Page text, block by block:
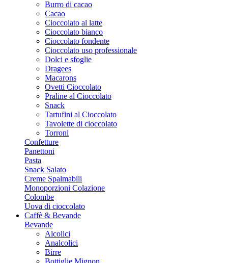
Burro di cacao
Cacao
Cioccolato al latte
Cioccolato bianco
Cioccolato fondente
Cioccolato uso professionale
Dolci e sfoglie
Dragees
Macarons
Ovetti Cioccolato
Praline al Cioccolato
Snack
Tartufini al Cioccolato
Tavolette di cioccolato
Torroni
Confetture
Panettoni
Pasta
Snack Salato
Creme Spalmabili
Monoporzioni Colazione
Colombe
Uova di cioccolato
Caffè & Bevande
Bevande
Alcolici
Analcolici
Birre
Bottiglie Mignon